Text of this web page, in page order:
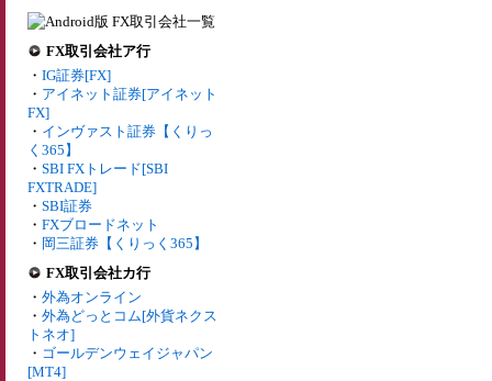
FX取引会社ア行
・ IG証券[FX]
・ アイネット証券[アイネット
FX]
・ インヴァスト証券【くりっ
く365】
・ SBI FXトレード[SBI
FXTRADE]
・ SBI証券
・ FXブロードネット
・ 岡三証券【くりっく365】
FX取引会社カ行
・ 外為オンライン
・ 外為どっとコム[外貨ネクス
トネオ]
・ ゴールデンウェイジャパン
[MT4]